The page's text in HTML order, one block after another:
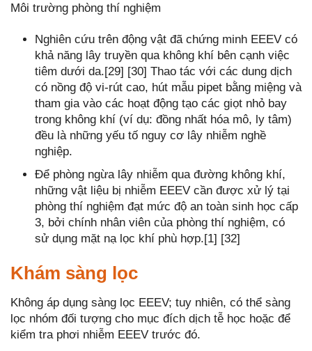
Môi trường phòng thí nghiệm
Nghiên cứu trên động vật đã chứng minh EEEV có
khả năng lây truyền qua không khí bên cạnh việc
tiêm dưới da.[29] [30] Thao tác với các dung dịch
có nồng độ vi-rút cao, hút mẫu pipet bằng miệng và
tham gia vào các hoạt động tạo các giọt nhỏ bay
trong không khí (ví dụ: đồng nhất hóa mô, ly tâm)
đều là những yếu tố nguy cơ lây nhiễm nghề
nghiệp.
Để phòng ngừa lây nhiễm qua đường không khí,
những vật liệu bị nhiễm EEEV cần được xử lý tại
phòng thí nghiệm đạt mức độ an toàn sinh học cấp
3, bởi chính nhân viên của phòng thí nghiệm, có
sử dụng mặt nạ lọc khí phù hợp.[1] [32]
Khám sàng lọc
Không áp dụng sàng lọc EEEV; tuy nhiên, có thể sàng
lọc nhóm đối tượng cho mục đích dịch tễ học hoặc để
kiểm tra phơi nhiễm EEEV trước đó.